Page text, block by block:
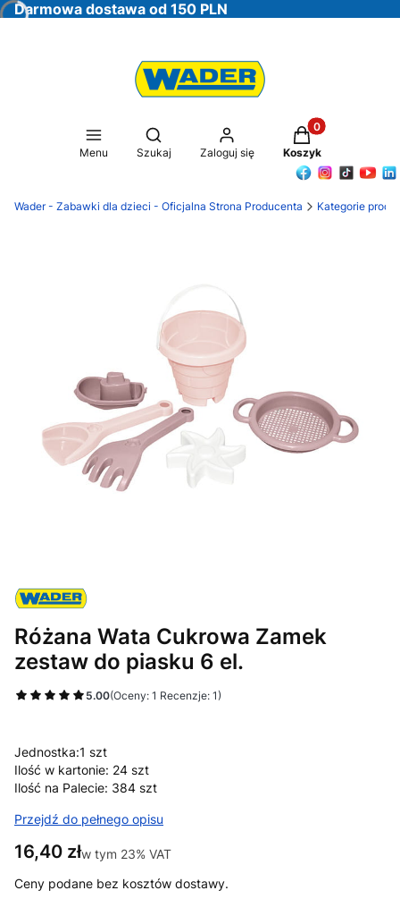
Darmowa dostawa od 150 PLN
Menu
Otwórz wyszukiwarkę
Szukaj Zaloguj się
Produkty w
Koszyk
Wader - Zabawki dla dzieci - Oficjalna Strona Producenta Kategorie
Różana Wata Cukrowa Zamek
zestaw do piasku 6 el.
5.00(Oceny: 1 Recenzje: 1)
Jednostka:1 szt
Ilość w kartonie: 24 szt
Ilość na Palecie: 384 szt
Przejdź do pełnego opisu
Cena
16,40 złw tym 23% VAT
w tym 23% VAT
Ceny podane bez kosztów dostawy.